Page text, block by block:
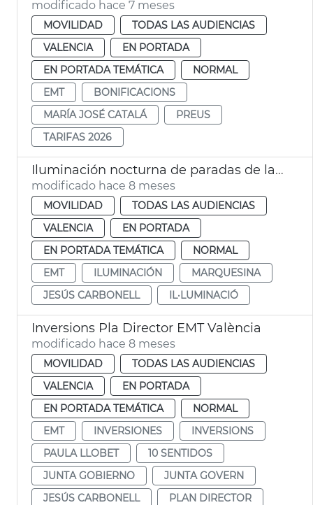
modificado hace 7 meses
MOVILIDAD
TODAS LAS AUDIENCIAS
VALENCIA
EN PORTADA
EN PORTADA TEMÁTICA
NORMAL
EMT
BONIFICACIONS
MARÍA JOSÉ CATALÁ
PREUS
TARIFAS 2026
Iluminación nocturna de paradas de la EMT València
modificado hace 8 meses
MOVILIDAD
TODAS LAS AUDIENCIAS
VALENCIA
EN PORTADA
EN PORTADA TEMÁTICA
NORMAL
EMT
ILUMINACIÓN
MARQUESINA
JESÚS CARBONELL
IL·LUMINACIÓ
Inversions Pla Director EMT València
modificado hace 8 meses
MOVILIDAD
TODAS LAS AUDIENCIAS
VALENCIA
EN PORTADA
EN PORTADA TEMÁTICA
NORMAL
EMT
INVERSIONES
INVERSIONS
PAULA LLOBET
10 SENTIDOS
JUNTA GOBIERNO
JUNTA GOVERN
JESÚS CARBONELL
PLAN DIRECTOR